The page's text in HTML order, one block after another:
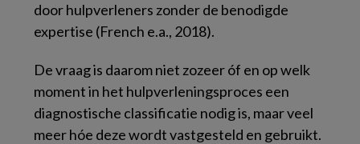
door hulpverleners zonder de benodigde
expertise (French e.a., 2018).
De vraag is daarom niet zozeer óf en op welk
moment in het hulpverleningsproces een
diagnostische classificatie nodig is, maar veel
meer hóe deze wordt vastgesteld en gebruikt.